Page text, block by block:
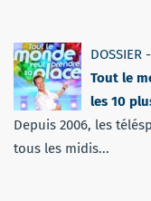
DOSSIER
Tout le
les 10
Depuis 2006, les
tous les midis...